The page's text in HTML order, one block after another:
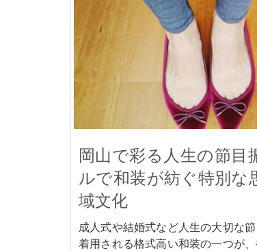
岡山で彩る人生の節目
ルで和装が紡ぐ特別な
域文化
成人式や結婚式など人生の大切な
着用される格式高い和装の一つが